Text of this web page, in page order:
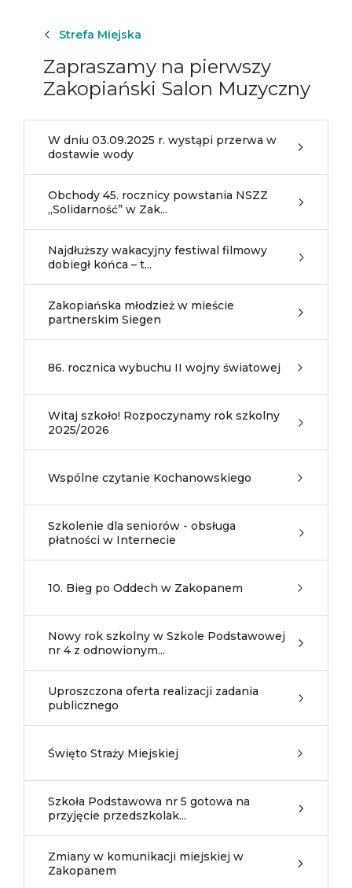
Strefa Miejska
Zapraszamy na pierwszy
Zakopiański Salon Muzyczny
W dniu 03.09.2025 r. wystąpi przerwa w
dostawie wody
Obchody 45. rocznicy powstania NSZZ
„Solidarność” w Zak...
Najdłuższy wakacyjny festiwal filmowy
dobiegł końca – t...
Zakopiańska młodzież w mieście
partnerskim Siegen
86. rocznica wybuchu II wojny światowej
Witaj szkoło! Rozpoczynamy rok szkolny
2025/2026
Wspólne czytanie Kochanowskiego
Szkolenie dla seniorów - obsługa
płatności w Internecie
10. Bieg po Oddech w Zakopanem
Nowy rok szkolny w Szkole Podstawowej
nr 4 z odnowionym...
Uproszczona oferta realizacji zadania
publicznego
Święto Straży Miejskiej
Szkoła Podstawowa nr 5 gotowa na
przyjęcie przedszkolak...
Zmiany w komunikacji miejskiej w
Zakopanem